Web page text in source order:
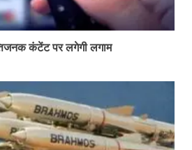
कंटेंट पर लगेगी लगाम